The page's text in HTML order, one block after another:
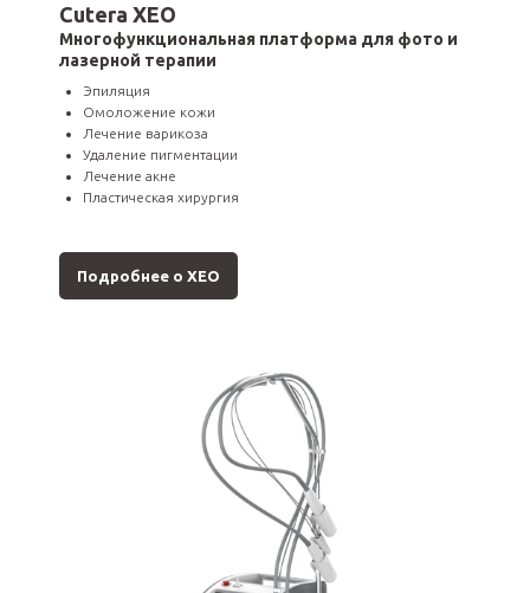
Cutera XEO
Многофункциональная платформа для фото и
лазерной терапии
Эпиляция
Омоложение кожи
Лечение варикоза
Удаление пигментации
Лечение акне
Пластическая хирургия
Подробнее о XEO